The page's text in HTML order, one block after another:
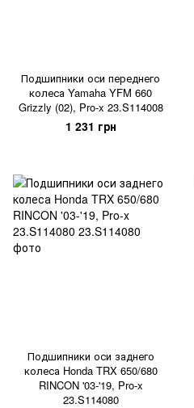
Подшипники оси переднего
колеса Yamaha YFM 660
Grizzly (02), Pro-x 23.S114008
1 231 грн
Подшипники оси заднего
колеса Honda TRX 650/680
RINCON '03-'19, Pro-x
23.S114080